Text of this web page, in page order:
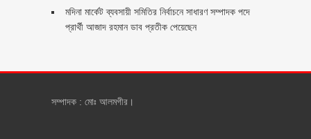
মদিনা মার্কেট ব্যবসায়ী সমিতির নির্বাচনে সাধারণ সম্পাদক পদে
প্রার্থী আজাদ রহমান ডাব প্রতীক পেয়েছেন ‎
সম্পাদক : মোঃ আলমগীর।